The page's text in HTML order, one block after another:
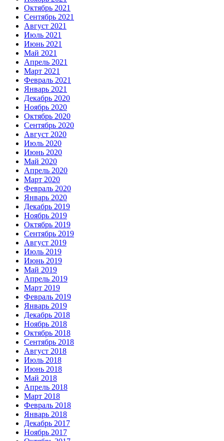
Октябрь 2021
Сентябрь 2021
Август 2021
Июль 2021
Июнь 2021
Май 2021
Апрель 2021
Март 2021
Февраль 2021
Январь 2021
Декабрь 2020
Ноябрь 2020
Октябрь 2020
Сентябрь 2020
Август 2020
Июль 2020
Июнь 2020
Май 2020
Апрель 2020
Март 2020
Февраль 2020
Январь 2020
Декабрь 2019
Ноябрь 2019
Октябрь 2019
Сентябрь 2019
Август 2019
Июль 2019
Июнь 2019
Май 2019
Апрель 2019
Март 2019
Февраль 2019
Январь 2019
Декабрь 2018
Ноябрь 2018
Октябрь 2018
Сентябрь 2018
Август 2018
Июль 2018
Июнь 2018
Май 2018
Апрель 2018
Март 2018
Февраль 2018
Январь 2018
Декабрь 2017
Ноябрь 2017